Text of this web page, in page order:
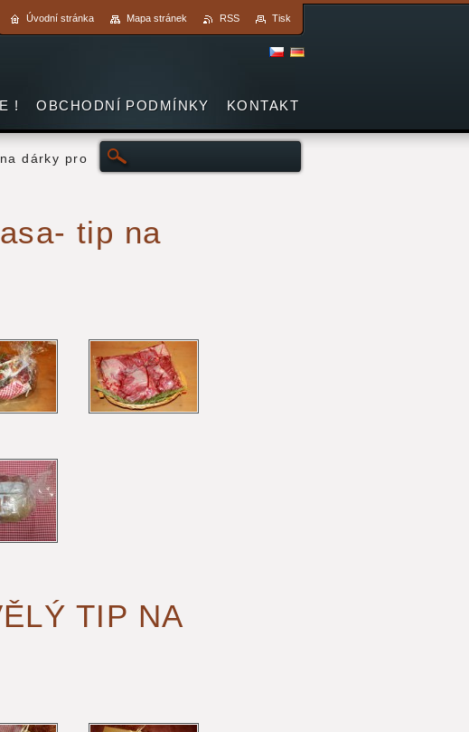
dárky pro
tip na
TIP NA
! OBCHODNÍ PODMÍNKY KONTAKT
Úvodní stránka Mapa stránek RSS Tisk